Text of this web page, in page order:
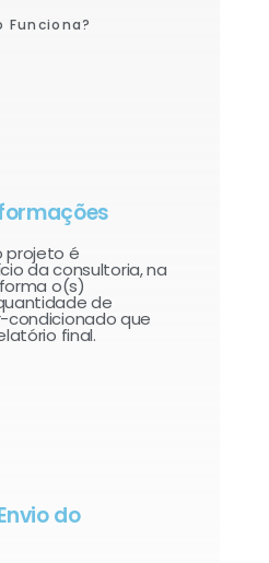
Funciona?
projeto é
da consultoria, na
o(s)
de
condicionado que
final.​
do